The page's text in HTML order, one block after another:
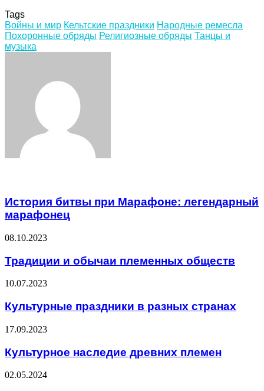
Tags
Войны и мир Кельтские праздники Народные ремесла
Похоронные обряды Религиозные обряды Танцы и
музыка
История битвы при Марафоне: легендарный
марафонец
08.10.2023
Традиции и обычаи племенных обществ
10.07.2023
Культурные праздники в разных странах
17.09.2023
Культурное наследие древних племен
02.05.2024